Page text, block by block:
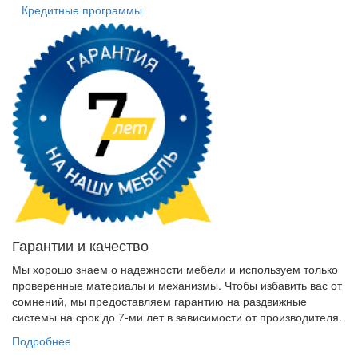
Кредитные программы
Гарантии и качество
Мы хорошо знаем о надежности мебели и используем только
проверенные материалы и механизмы. Чтобы избавить вас от
сомнений, мы предоставляем гарантию на раздвижные
системы на срок до 7-ми лет в зависимости от производителя.
Подробнее